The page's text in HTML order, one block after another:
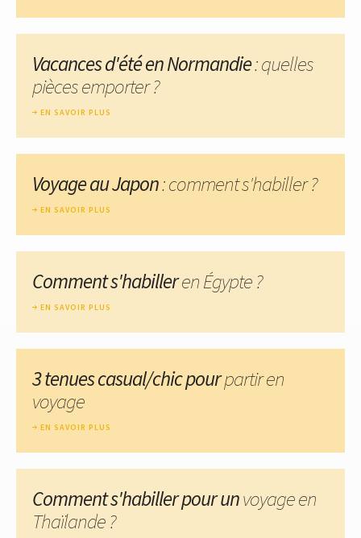
Vacances d'été en Normandie: quelles
pièces emporter ?
EN SAVOIR PLUS
Voyage au Japon: comment s'habiller ?
EN SAVOIR PLUS
Comment s'habilleren Égypte ?
EN SAVOIR PLUS
3 tenues casual/chic pourpartir en
voyage
EN SAVOIR PLUS
Comment s'habiller pour unvoyage en
Thaïlande ?